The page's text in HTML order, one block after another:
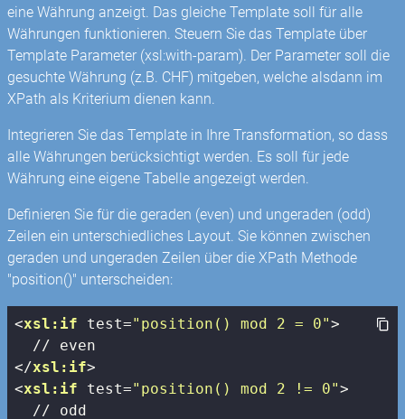
eine Währung anzeigt. Das gleiche Template soll für alle
Währungen funktionieren. Steuern Sie das Template über
Template Parameter (xsl:with-param). Der Parameter soll die
gesuchte Währung (z.B. CHF) mitgeben, welche alsdann im
XPath als Kriterium dienen kann.
Integrieren Sie das Template in Ihre Transformation, so dass
alle Währungen berücksichtigt werden. Es soll für jede
Währung eine eigene Tabelle angezeigt werden.
Definieren Sie für die geraden (even) und ungeraden (odd)
Zeilen ein unterschiedliches Layout. Sie können zwischen
geraden und ungeraden Zeilen über die XPath Methode
"position()" unterscheiden:
<xsl:if test="position() mod 2 = 0">
</xsl:if>
<xsl:if test="position() mod 2 != 0">